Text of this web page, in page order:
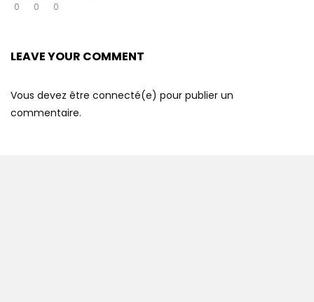
0
0 0
LEAVE YOUR COMMENT
Vous devez être connecté(e) pour publier un
commentaire.